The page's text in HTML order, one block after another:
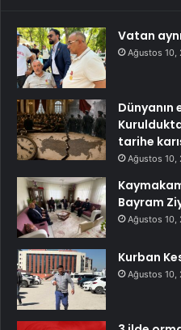
Vatan
Ağustos 10,
Dünyanın
tarihe
Ağustos 10,
Bayram
Ağustos 10,
Kurban
Ağustos 10,